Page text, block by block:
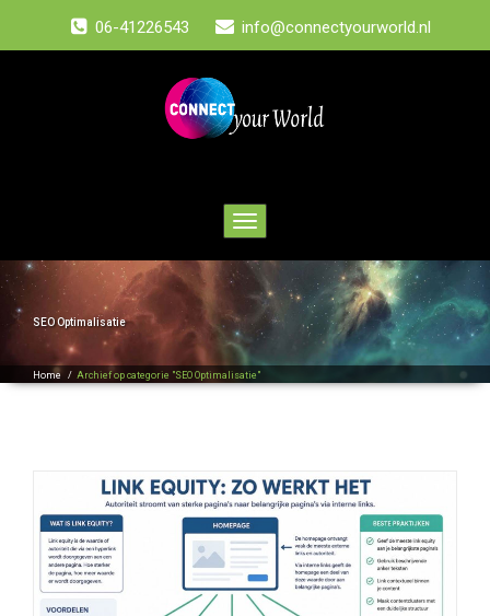
06-41226543 info@connectyourworld.nl
Toggle
navigation
SEO Optimalisatie
Home / Archief op categorie "SEO Optimalisatie"